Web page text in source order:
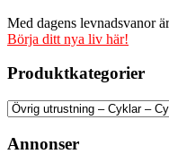
Med dagens levnadsvanor
Börja ditt nya liv här!
Produktkategorier
Annonser